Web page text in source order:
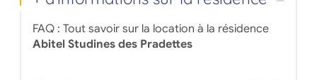
FAQ : Tout savoir sur la location à la résidence
Abitel Studines des Pradettes